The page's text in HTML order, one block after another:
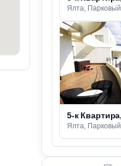
Ялта,
5-к
Ялта,